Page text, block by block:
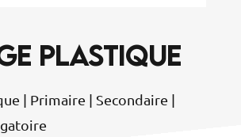
PLASTIQUE
| Primaire | Secondaire |